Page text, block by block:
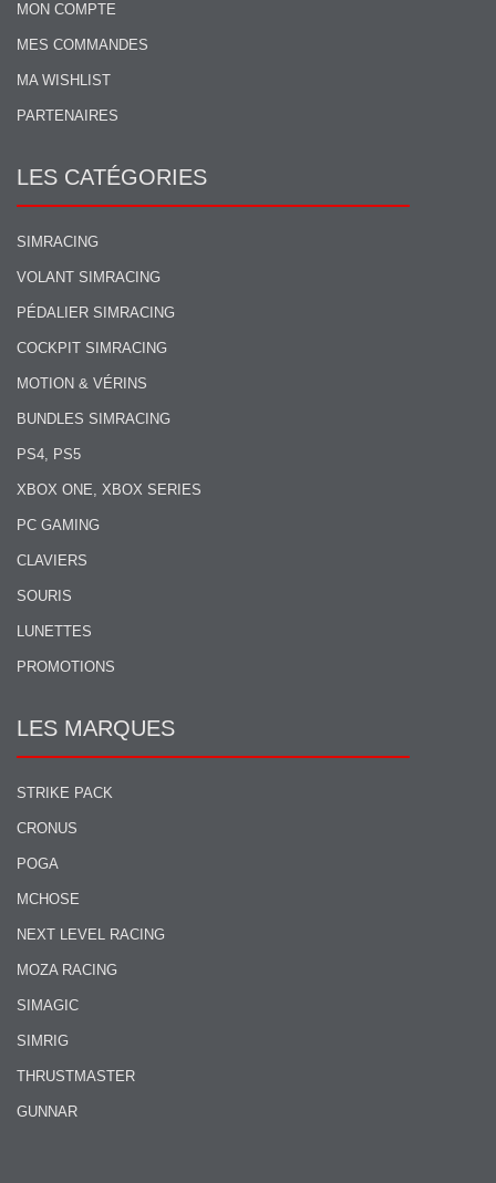
MON COMPTE
MES COMMANDES
MA WISHLIST
PARTENAIRES
LES CATÉGORIES
SIMRACING
VOLANT SIMRACING
PÉDALIER SIMRACING
COCKPIT SIMRACING
MOTION & VÉRINS
BUNDLES SIMRACING
PS4, PS5
XBOX ONE, XBOX SERIES
PC GAMING
CLAVIERS
SOURIS
LUNETTES
PROMOTIONS
LES MARQUES
STRIKE PACK
CRONUS
POGA
MCHOSE
NEXT LEVEL RACING
MOZA RACING
SIMAGIC
SIMRIG
THRUSTMASTER
GUNNAR